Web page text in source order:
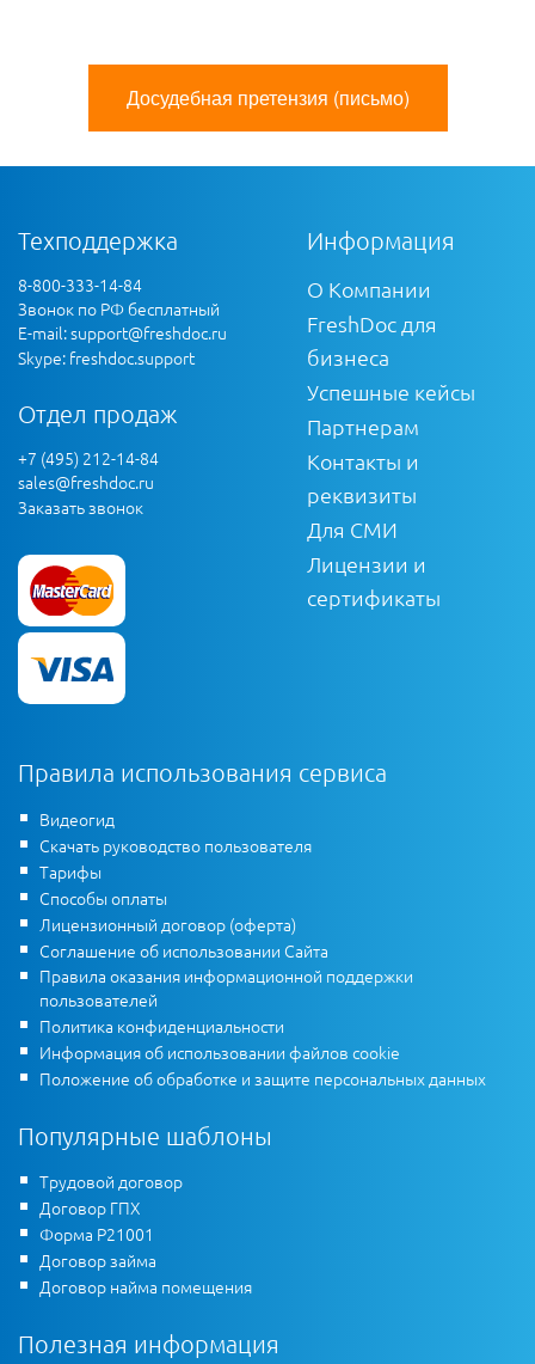
Досудебная претензия (письмо)
Техподдержка
8-800-333-14-84
Звонок по РФ бесплатный
E-mail:support@freshdoc.ru
Skype: freshdoc.support
Отдел продаж
+7 (495) 212-14-84
sales@freshdoc.ru
Заказать звонок
Информация
О Компании
FreshDoc для
бизнеса
Успешные кейсы
Партнерам
Контакты и
реквизиты
Для СМИ
Лицензии и
сертификаты
Правила использования сервиса
Видеогид
Скачать руководство пользователя
Тарифы
Способы оплаты
Лицензионный договор (оферта)
Соглашение об использовании Сайта
Правила оказания информационной поддержки
пользователей
Политика конфиденциальности
Информация об использовании файлов cookie
Положение об обработке и защите персональных данных
Популярные шаблоны
Трудовой договор
Договор ГПХ
Форма Р21001
Договор займа
Договор найма помещения
Полезная информация